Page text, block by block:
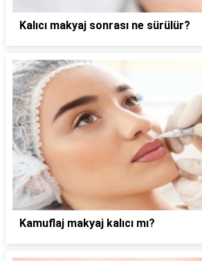
Kalıcı makyaj sonrası ne sürülür?
Kamuflaj makyaj kalıcı mı?